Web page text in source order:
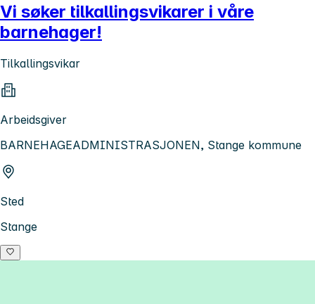
Vi søker tilkallingsvikarer i våre
barnehager!
Tilkallingsvikar
Arbeidsgiver
BARNEHAGEADMINISTRASJONEN, Stange kommune
Sted
Stange